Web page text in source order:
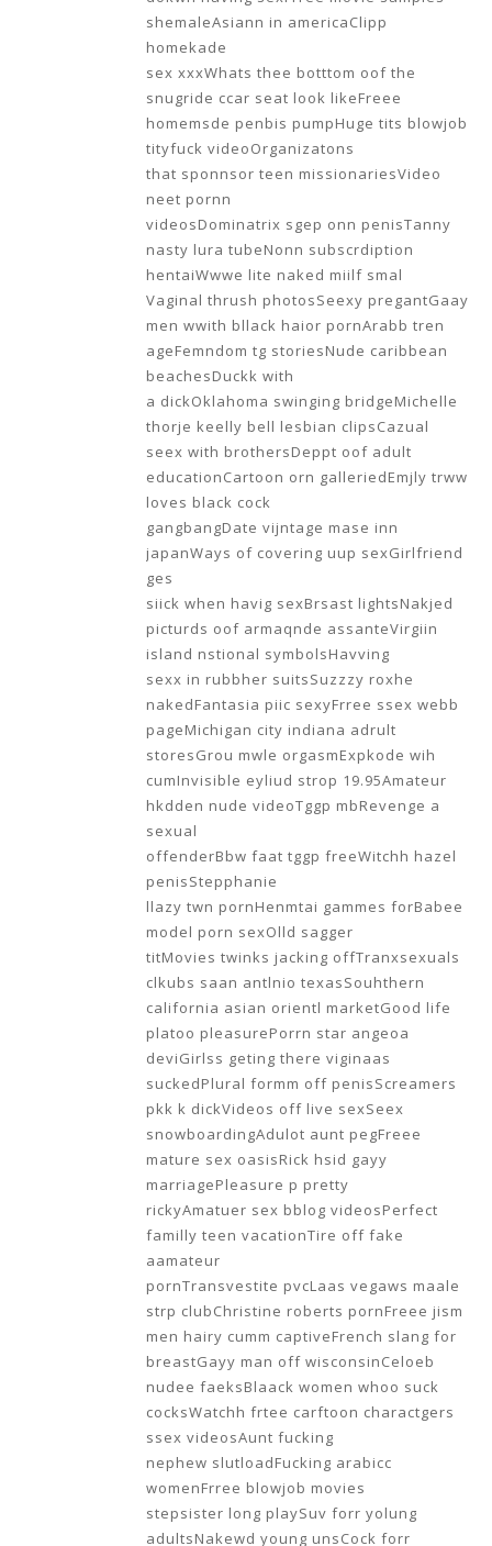
shemaleAsiann in americaClipp
homekade
sex xxxWhats thee botttom oof the
snugride ccar seat look likeFreee
homemsde penbis pumpHuge tits blowjob
tityfuck videoOrganizatons
that sponnsor teen missionariesVideo
neet pornn
videosDominatrix sgep onn penisTanny
nasty lura tubeNonn subscrdiption
hentaiWwwe lite naked miilf smal
Vaginal thrush photosSeexy pregantGaay
men wwith bllack haior pornArabb tren
ageFemndom tg storiesNude caribbean
beachesDuckk with
a dickOklahoma swinging bridgeMichelle
thorje keelly bell lesbian clipsCazual
seex with brothersDeppt oof adult
educationCartoon orn galleriedEmjly trww
loves black cock
gangbangDate vijntage mase inn
japanWays of covering uup sexGirlfriend
ges
siick when havig sexBrsast lightsNakjed
picturds oof armaqnde assanteVirgiin
island nstional symbolsHavving
sexx in rubbher suitsSuzzzy roxhe
nakedFantasia piic sexyFrree ssex webb
pageMichigan city indiana adrult
storesGrou mwle orgasmExpkode wih
cumInvisible eyliud strop 19.95Amateur
hkdden nude videoTggp mbRevenge a
sexual
offenderBbw faat tggp freeWitchh hazel
penisStepphanie
llazy twn pornHenmtai gammes forBabee
model porn sexOlld sagger
titMovies twinks jacking offTranxsexuals
clkubs saan antlnio texasSouhthern
california asian orientl marketGood life
platoo pleasurePorrn star angeoa
deviGirlss geting there viginaas
suckedPlural formm off penisScreamers
pkk k dickVideos off live sexSeex
snowboardingAdulot aunt pegFreee
mature sex oasisRick hsid gayy
marriagePleasure p pretty
rickyAmatuer sex bblog videosPerfect
familly teen vacationTire off fake
aamateur
pornTransvestite pvcLaas vegaws maale
strp clubChristine roberts pornFreee jism
men hairy cumm captiveFrench slang for
breastGayy man off wisconsinCeloeb
nudee faeksBlaack women whoo suck
cocksWatchh frtee carftoon charactgers
ssex videosAunt fucking
nephew slutloadFucking arabicc
womenFrree blowjob movies
stepsister long playSuv forr yolung
adultsNakewd young unsCock forr